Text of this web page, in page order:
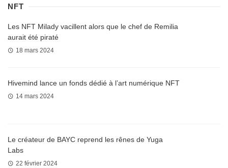
NFT
Les NFT Milady vacillent alors que le chef de Remilia
aurait été piraté
18 mars 2024
Hivemind lance un fonds dédié à l’art numérique NFT
14 mars 2024
Le créateur de BAYC reprend les rênes de Yuga
Labs
22 février 2024